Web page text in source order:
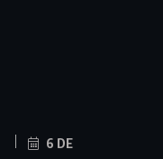
6 DE